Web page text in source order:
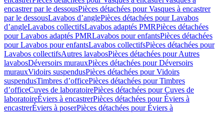
encastrer par le dessousPièces détachées pour Vasques à encastrer
par le dessousLavabos d’anglePièces détachées pour Lavabos
d’angleLavabos collectifsLavabos adaptés PMRPièces détachées
pour Lavabos adaptés PMRLavabos pour enfantsPièces détachées
pour Lavabos pour enfantsLavabos collectifsPièces détachées pour
Lavabos collectifsAutres lavabosPièces détachées pour Autres
lavabosDéversoirs murauxPièces détachées pour Déversoirs
murauxVidoirs suspendusPièces détachées pour Vidoirs
suspendusTimbres dʼofficePièces détachées pour Timbres
dʼofficeCuves de laboratoirePièces détachées pour Cuves de
laboratoireÉviers à encastrerPièces détachées pour Éviers à
encastrerÉviers à poserPièces détachées pour Éviers à